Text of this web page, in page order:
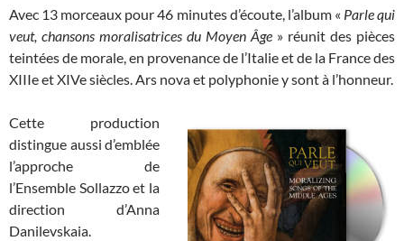
Avec 13 morceaux pour 46 minutes d’écoute, l’album « Parle qui
veut, chansons moralisatrices du Moyen Âge » réunit des pièces
teintées de morale, en provenance de l’Italie et de la France des
XIIIe et XIVe siècles. Ars nova et polyphonie y sont à l’honneur.
Cette production
distingue aussi d’emblée
l’approche de
l’Ensemble Sollazzo et la
direction d’Anna
Danilevskaia.